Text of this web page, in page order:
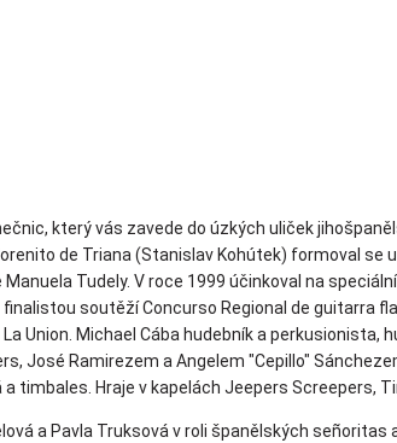
který vás zavede do úzkých uliček
de Triana (Stanislav Kohútek) formoval se
Tudely. V roce 1999 účinkoval na
soutěží Concurso Regional de guitarra
Union. Michael Cába hudebník a perkusionista,
José Ramirezem a Angelem "Cepillo"
timbales. Hraje v kapelách Jeepers Screepers,
a Pavla Truksová v roli španělských